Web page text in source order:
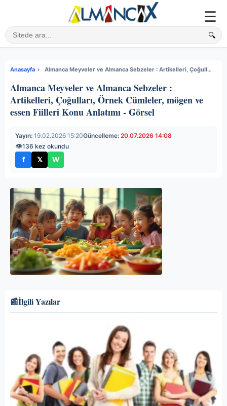
☰
Sitede ara
🔍
Anasayfa › Almanca Meyveler ve Almanca Sebzeler : Artikelleri, Çoğulları, Örnek Cümleler, mögen ve essen Fiilleri Konu Anlatımı - Görsel
Almanca Meyveler ve Almanca Sebzeler :
Artikelleri, Çoğulları, Örnek Cümleler, mögen ve
essen Fiilleri Konu Anlatımı - Görsel
Yayın: 19.02.2026 15:20Güncelleme: 20.07.2026 14:08
👁136 kez okundu
Facebook'ta paylaş
f
X'te paylaş
𝕏
WhatsApp'ta paylaş
W
📰İlgili Yazılar